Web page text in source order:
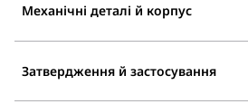
Механічні деталі й корпус
Затвердження й застосування